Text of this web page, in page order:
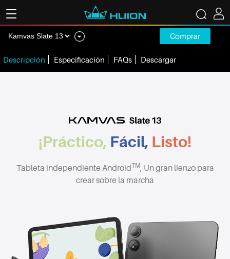
Comprar
Descripción Especificación FAQs Descargar
¡Práctico, Fácil, Listo!
Tableta independiente AndroidTM, Un gran lienzo para
crear sobre la marcha